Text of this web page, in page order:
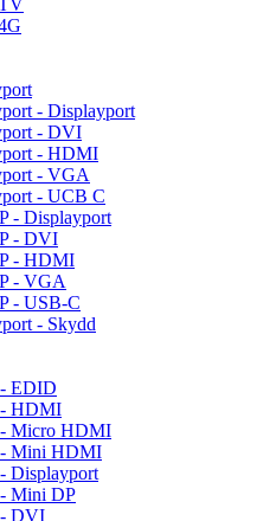
- Displayport
- DVI
- HDMI
- VGA
- UCB C
- Displayport
- DVI
- HDMI
- VGA
- USB-C
- Skydd
EDID
HDMI
Micro HDMI
Mini HDMI
Displayport
Mini DP
DVI